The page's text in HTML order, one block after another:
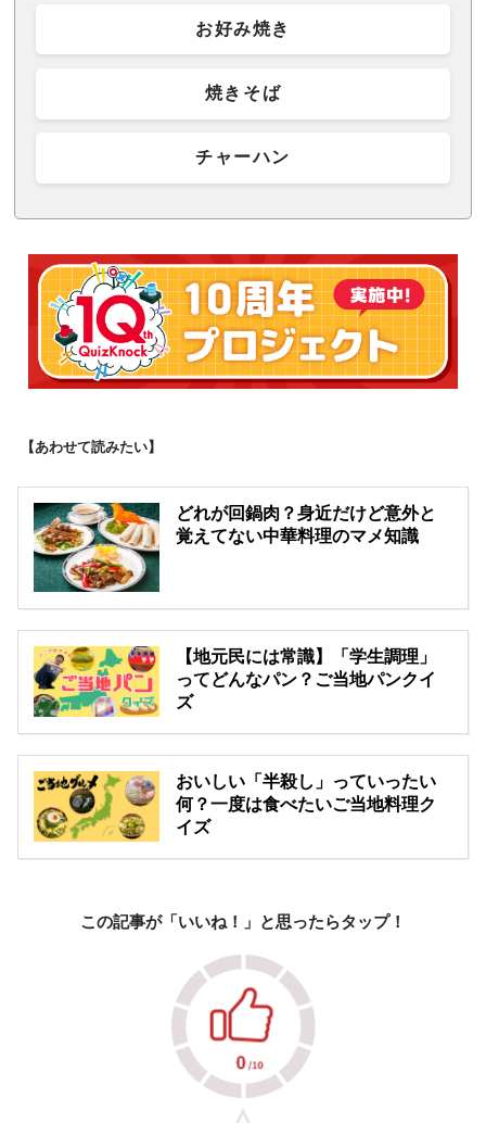
お好み焼き
焼きそば
チャーハン
【あわせて読みたい】
どれが回鍋肉？身近だけど意外と
覚えてない中華料理のマメ知識
【地元民には常識】「学生調理」
ってどんなパン？ご当地パンクイ
ズ
おいしい「半殺し」っていったい
何？一度は食べたいご当地料理ク
イズ
この記事が「いいね！」と思ったらタップ！